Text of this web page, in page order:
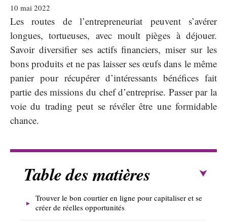
10 mai 2022
Les routes de l’entrepreneuriat peuvent s’avérer
longues, tortueuses, avec moult pièges à déjouer.
Savoir diversifier ses actifs financiers, miser sur les
bons produits et ne pas laisser ses œufs dans le même
panier pour récupérer d’intéressants bénéfices fait
partie des missions du chef d’entreprise. Passer par la
voie du trading peut se révéler être une formidable
chance.
Table des matières
Trouver le bon courtier en ligne pour capitaliser et se
créer de réelles opportunités